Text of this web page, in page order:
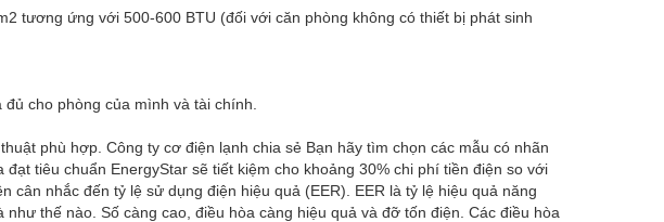
tương ứng với 500-600 BTU (đối với căn phòng không có thiết bị phát sinh
cho phòng của mình và tài chính.
phù hợp. Công ty cơ điện lạnh chia sẻ Bạn hãy tìm chọn các mẫu có nhãn
tiêu chuẩn EnergyStar sẽ tiết kiệm cho khoảng 30% chi phí tiền điện so với
cân nhắc đến tỷ lệ sử dụng điện hiệu quả (EER). EER là tỷ lệ hiệu quả năng
thế nào. Số càng cao, điều hòa càng hiệu quả và đỡ tốn điện. Các điều hòa